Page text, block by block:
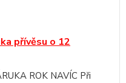
přívěsu o 12
ROK NAVÍC Při